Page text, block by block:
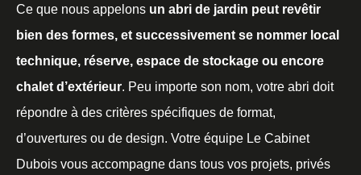
Ce que nous appelons un abri de jardin peut revêtir
bien des formes, et successivement se nommer local
technique, réserve, espace de stockage ou encore
chalet d’extérieur. Peu importe son nom, votre abri doit
répondre à des critères spécifiques de format,
d’ouvertures ou de design. Votre équipe Le Cabinet
Dubois vous accompagne dans tous vos projets, privés